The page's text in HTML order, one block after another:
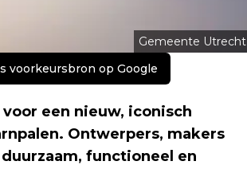
Gemeente Utrecht
voorkeursbron op Google
een nieuw, iconisch
Ontwerpers, makers
functioneel en